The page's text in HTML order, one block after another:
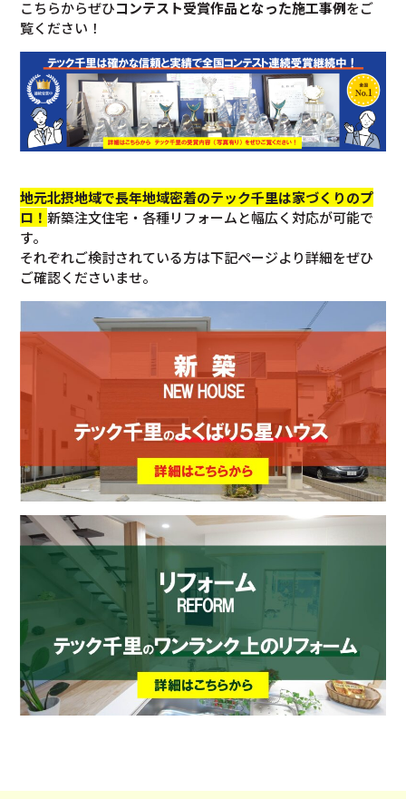
こちらからぜひコンテスト受賞作品となった施工事例をご
覧ください！
地元北摂地域で長年地域密着のテック千里は家づくりのプ
ロ！新築注文住宅・各種リフォームと幅広く対応が可能で
す。
それぞれご検討されている方は下記ページより詳細をぜひ
ご確認くださいませ。